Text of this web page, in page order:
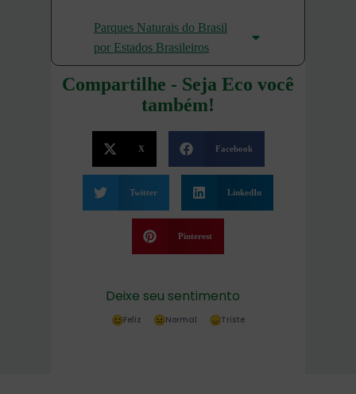
Parques Naturais do Brasil
por Estados Brasileiros
Compartilhe - Seja Eco você
também!
X Facebook
Twitter LinkedIn
Pinterest
Deixe seu sentimento
Feliz Normal Triste